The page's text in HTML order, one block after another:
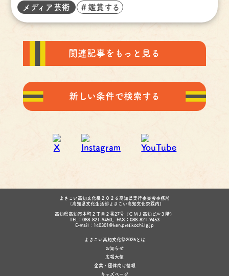
メディア芸術 ＃鑑賞する
関連記事をもっと見る
新しい条件で検索する
よさこい高知文化祭２０２６高知県実行委員会事務局
（高知県文化生活部よさこい高知文化祭課内)
高知県高知市本町２丁目２番27号（ＣＭＪ高知ビル３階）
TEL：088-821-9450、FAX：088-821-9453
E-mail：140301@ken.pref.kochi.lg.jp
よさこい高知文化祭2026とは
お知らせ
広報大使
企業・団体向け情報
キッズページ